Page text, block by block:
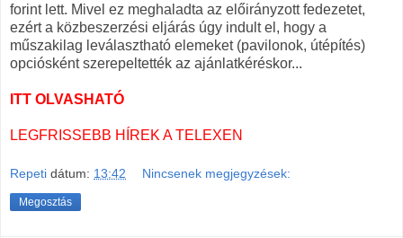
forint lett. Mivel ez meghaladta az előirányzott fedezetet,
ezért a közbeszerzési eljárás úgy indult el, hogy a
műszakilag leválasztható elemeket (pavilonok, útépítés)
opciósként szerepeltették az ajánlatkéréskor...
ITT OLVASHATÓ
LEGFRISSEBB HÍREK A TELEXEN
Repeti dátum: 13:42 Nincsenek megjegyzések:
Megosztás